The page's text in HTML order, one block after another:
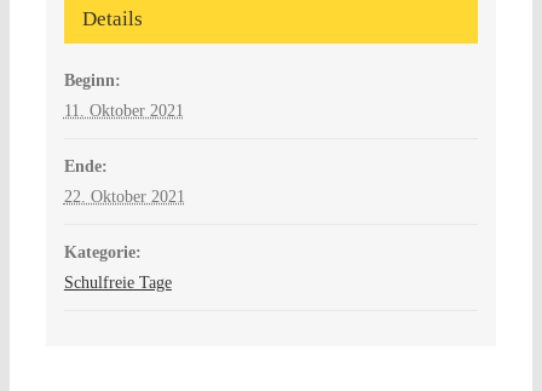
Details
Beginn:
11. Oktober 2021
Ende:
22. Oktober 2021
Kategorie:
Schulfreie Tage